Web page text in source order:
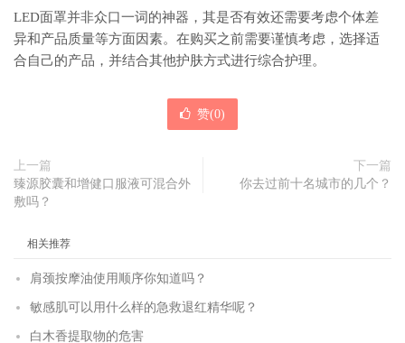
LED面罩并非众口一词的神器，其是否有效还需要考虑个体差
异和产品质量等方面因素。在购买之前需要谨慎考虑，选择适
合自己的产品，并结合其他护肤方式进行综合护理。
赞(0)
上一篇
臻源胶囊和增健口服液可混合外
敷吗？
下一篇
你去过前十名城市的几个？
相关推荐
肩颈按摩油使用顺序你知道吗？
敏感肌可以用什么样的急救退红精华呢？
白木香提取物的危害